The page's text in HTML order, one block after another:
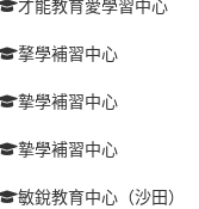
才能教育愛學習中心
摮學補習中心
摯學補習中心
摯學補習中心
敏銳教育中心（沙田）